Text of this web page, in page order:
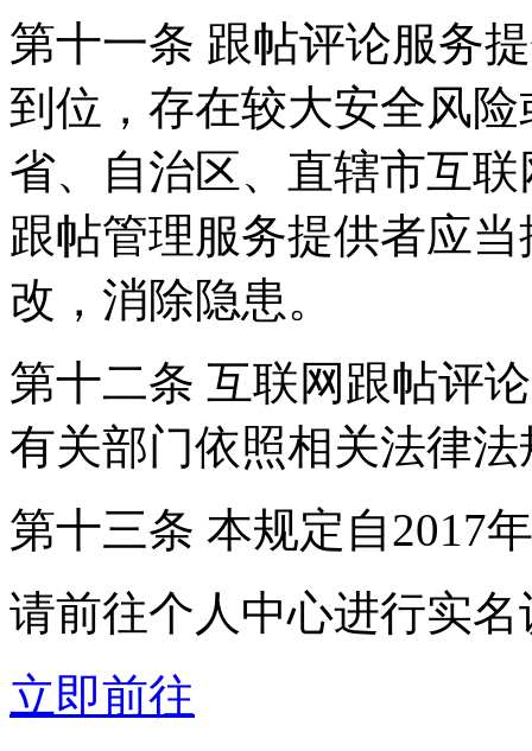
第十一条 跟帖评论服务
到位，存在较大安全风
省、自治区、直辖市互
跟帖管理服务提供者应
改，消除隐患。
第十二条 互联网跟帖评
有关部门依照相关法律
第十三条 本规定自2017
请前往个人中心进行实名
立即前往